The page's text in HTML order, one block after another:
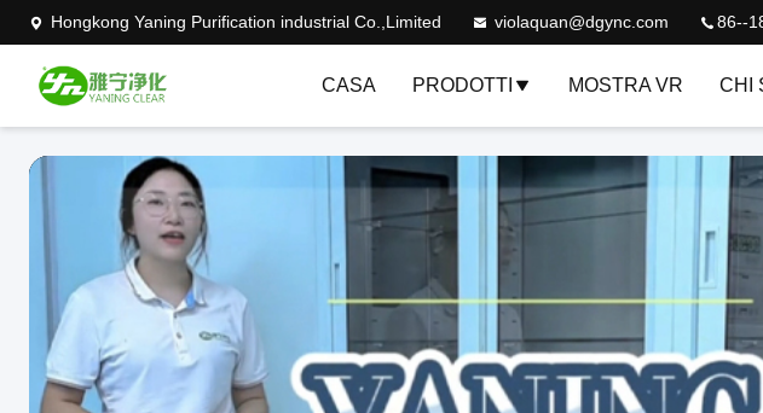
Hongkong Yaning Purification industrial Co.,Limited violaquan@dgync.com 86--
CASA PRODOTTI MOSTRA VR CHI